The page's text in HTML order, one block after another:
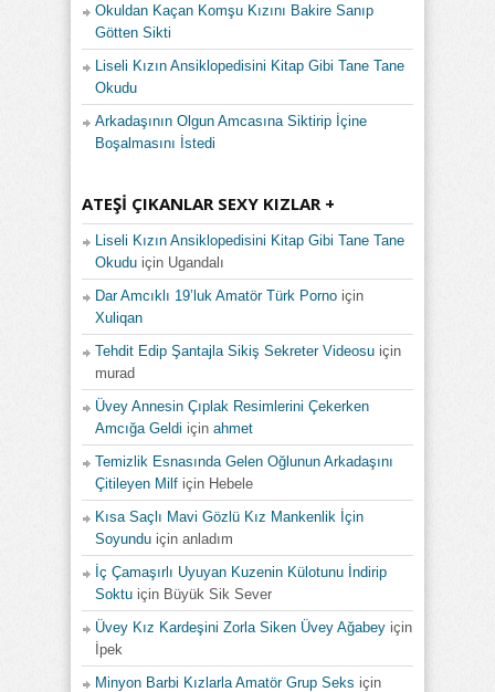
Okuldan Kaçan Komşu Kızını Bakire Sanıp
Götten Sikti
Liseli Kızın Ansiklopedisini Kitap Gibi Tane Tane
Okudu
Arkadaşının Olgun Amcasına Siktirip İçine
Boşalmasını İstedi
ATEŞI ÇIKANLAR SEXY KIZLAR +
Liseli Kızın Ansiklopedisini Kitap Gibi Tane Tane
Okudu için Ugandalı
Dar Amcıklı 19’luk Amatör Türk Porno için
Xuliqan
Tehdit Edip Şantajla Sikiş Sekreter Videosu için
murad
Üvey Annesin Çıplak Resimlerini Çekerken
Amcığa Geldi için ahmet
Temizlik Esnasında Gelen Oğlunun Arkadaşını
Çitileyen Milf için Hebele
Kısa Saçlı Mavi Gözlü Kız Mankenlik İçin
Soyundu için anladım
İç Çamaşırlı Uyuyan Kuzenin Külotunu İndirip
Soktu için Büyük Sik Sever
Üvey Kız Kardeşini Zorla Siken Üvey Ağabey için
İpek
Minyon Barbi Kızlarla Amatör Grup Seks için